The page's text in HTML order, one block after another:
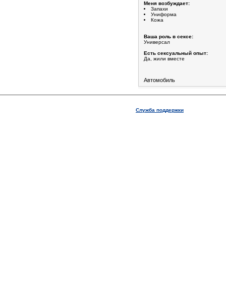
Меня возбуждает:
Запахи
Униформа
Кожа
Ваша роль в сексе:
Универсал
Есть сексуальный опыт:
Да, жили вместе
Автомобиль
Служба поддержки